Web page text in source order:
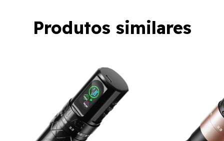
Produtos similares